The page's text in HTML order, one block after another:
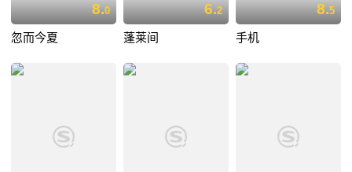
8.0
忽而今夏
6.2
蓬莱间
8.5
手机